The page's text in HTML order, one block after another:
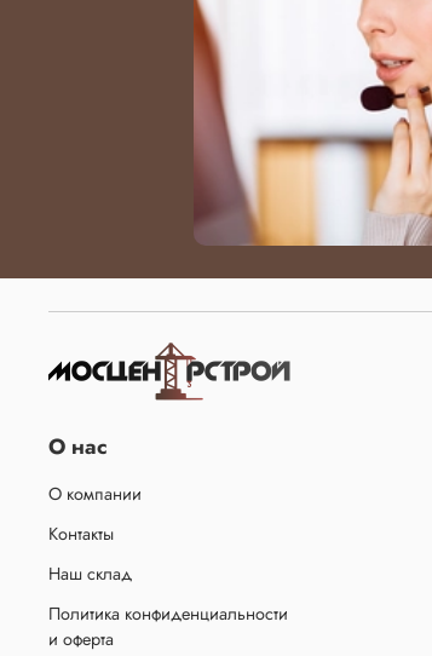
О нас
О компании
Контакты
Наш склад
Политика конфиденциальности
и оферта